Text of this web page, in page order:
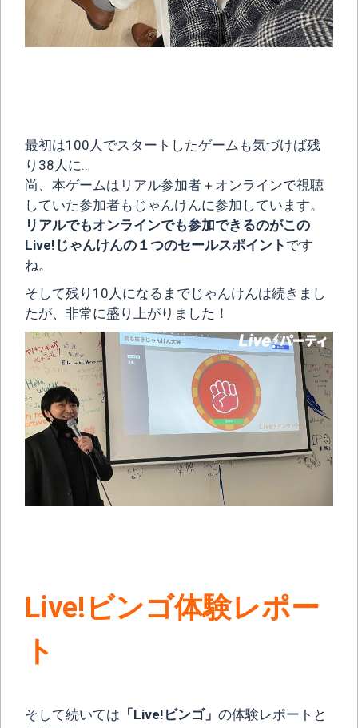
最初は100人でスタートしたゲームも気づけば残
り38人に…
尚、本ゲームはリアル参加者＋オンラインで視聴
していた参加者もじゃんけんに参加しています。
リアルでもオンラインでも参加できるのがこの
Live!じゃんけんの１つのセールスポイント です
ね。
そして残り10人になるまでじゃんけんは続きまし
たが、非常に盛り上がりました！
Live!ビンゴ体験レポー
ト
そして続いては 「Live!ビンゴ」 の体験レポートと